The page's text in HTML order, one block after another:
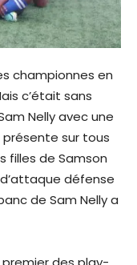
championnes en
c’était sans
Nelly avec une
sur tous
filles de Samson
défense
de Sam Nelly a